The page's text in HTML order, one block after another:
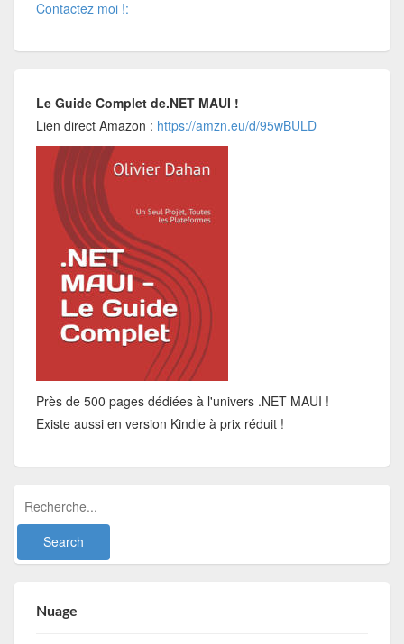
Contactez moi !:
Le Guide Complet de.NET MAUI !
Lien direct Amazon : https://amzn.eu/d/95wBULD
Près de 500 pages dédiées à l'univers .NET MAUI !
Existe aussi en version Kindle à prix réduit !
Nuage